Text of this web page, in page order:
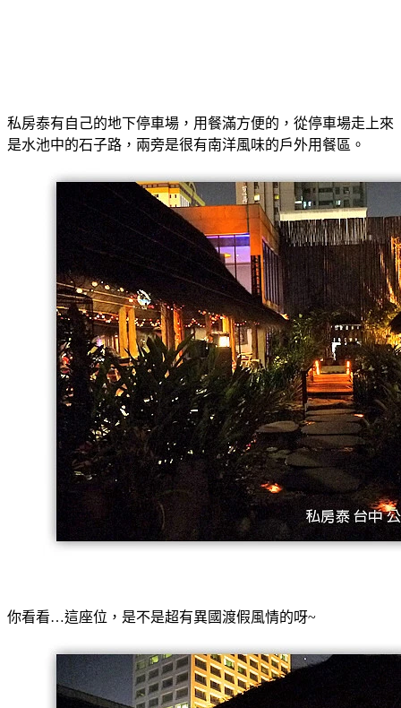
私房泰有自己的地下停車場，用餐滿方便的，從停車場走上來
是水池中的石子路，兩旁是很有南洋風味的戶外用餐區。
你看看…這座位，是不是超有異國渡假風情的呀~